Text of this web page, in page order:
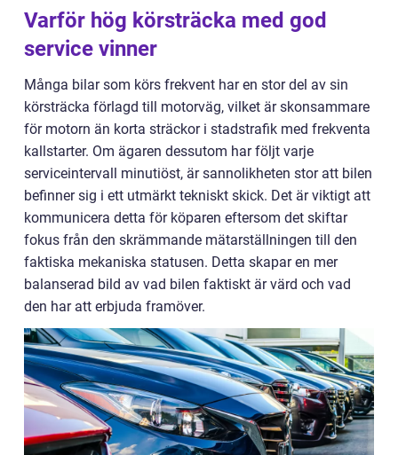
Varför hög körsträcka med god
service vinner
Många bilar som körs frekvent har en stor del av sin
körsträcka förlagd till motorväg, vilket är skonsammare
för motorn än korta sträckor i stadstrafik med frekventa
kallstarter. Om ägaren dessutom har följt varje
serviceintervall minutiöst, är sannolikheten stor att bilen
befinner sig i ett utmärkt tekniskt skick. Det är viktigt att
kommunicera detta för köparen eftersom det skiftar
fokus från den skrämmande mätarställningen till den
faktiska mekaniska statusen. Detta skapar en mer
balanserad bild av vad bilen faktiskt är värd och vad
den har att erbjuda framöver.